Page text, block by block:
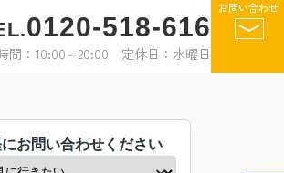
0120-518-616
間：10:00～20:00 定休日：水曜日
お問い合わせ
お問い合わせください